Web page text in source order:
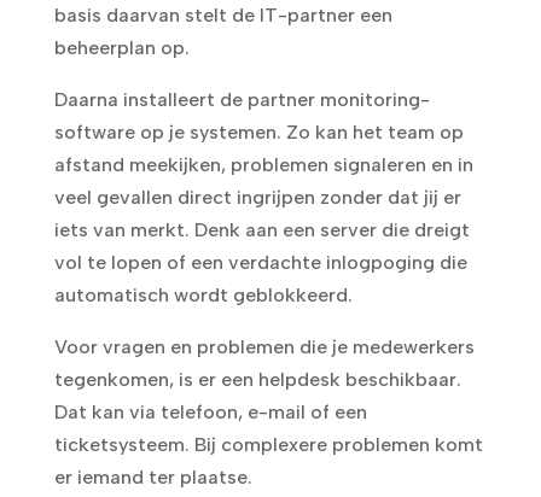
basis daarvan stelt de IT-partner een
beheerplan op.
Daarna installeert de partner monitoring-
software op je systemen. Zo kan het team op
afstand meekijken, problemen signaleren en in
veel gevallen direct ingrijpen zonder dat jij er
iets van merkt. Denk aan een server die dreigt
vol te lopen of een verdachte inlogpoging die
automatisch wordt geblokkeerd.
Voor vragen en problemen die je medewerkers
tegenkomen, is er een helpdesk beschikbaar.
Dat kan via telefoon, e-mail of een
ticketsysteem. Bij complexere problemen komt
er iemand ter plaatse.